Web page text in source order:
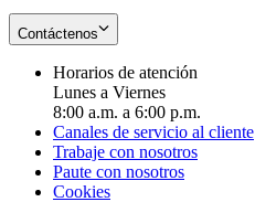
Contáctenos
Horarios de atención
Lunes a Viernes
8:00 a.m. a 6:00 p.m.
Canales de servicio al cliente
Trabaje con nosotros
Paute con nosotros
Cookies